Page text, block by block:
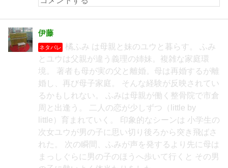
伊藤
ネタバレ
橘ふみ は母親と妹のユウと暮らす。 ふみ
とユウは父親が違う義理の姉妹。複雑な家庭環
境。 著者も母が実の父と離婚。母は再婚するが離
婚し、再び母子家庭。 そんな経験が反映されてい
るかもしれない。 ふみは母親が働く整骨院で市倉
周と出逢う。 二人の恋が少しずつ（little by
little）育まれていく。 印象的なシーンは 小学生の
次女ユウが男の子に思い切り後ろから突き飛ばさ
れた。 次の瞬間、ふみが声を発するより先に母は
まっしぐらに男の子のほうへ歩いて行くと その男